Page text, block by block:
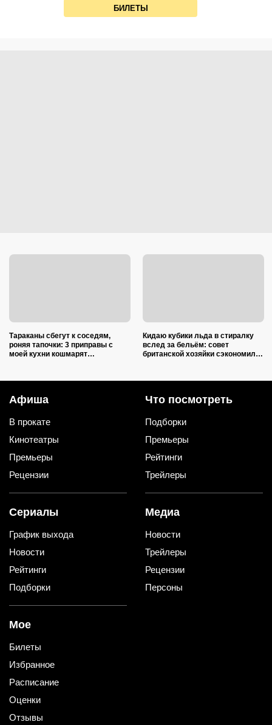
БИЛЕТЫ
Тараканы сбегут к соседям,
роняя тапочки: 3 приправы с
моей кухни кошмарят
Кидаю кубики льда в стиралку
вслед за бельём: совет
британской хозяйки сэкономил
Афиша
В прокате
Кинотеатры
Премьеры
Рецензии
Что посмотреть
Подборки
Премьеры
Рейтинги
Трейлеры
Сериалы
График выхода
Новости
Рейтинги
Подборки
Медиа
Новости
Трейлеры
Рецензии
Персоны
Мое
Билеты
Избранное
Расписание
Оценки
Отзывы